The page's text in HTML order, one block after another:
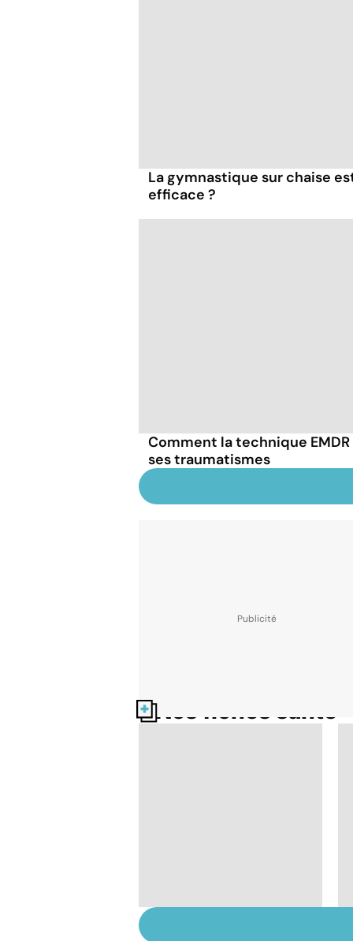
La gymnastique sur chaise
efficace ?
Comment la technique
ses traumatismes
Nos fiches santé